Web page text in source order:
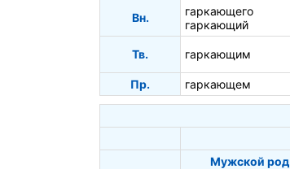
Вн.
гаркающего
гаркающий
Тв. гаркающим
Пр. гаркающем
Мужской род